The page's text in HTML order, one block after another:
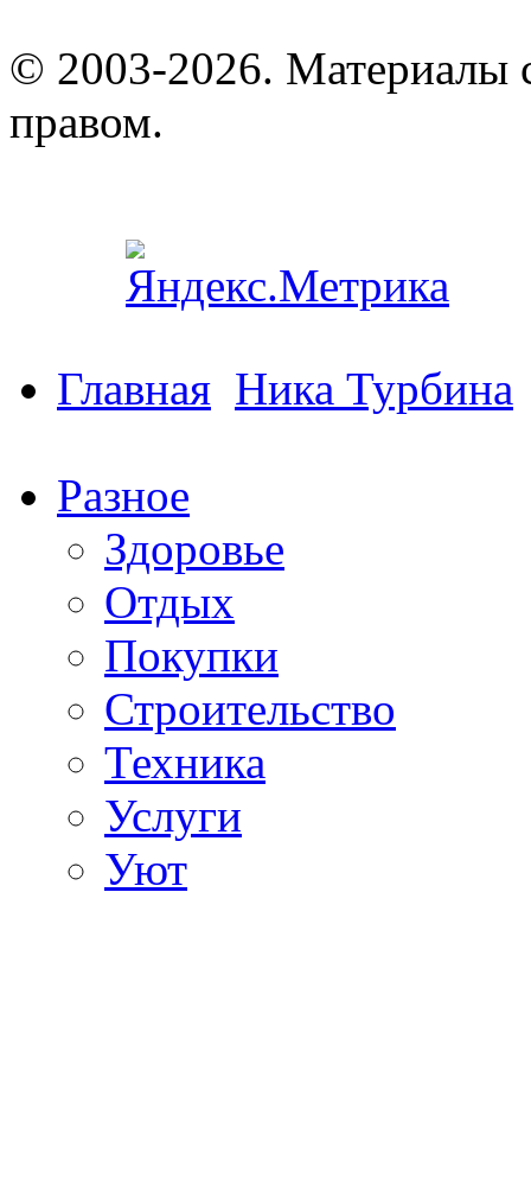
© 2003-2026. Материалы
правом.
Главная Ника Турбина
Разное
Здоровье
Отдых
Покупки
Строительство
Техника
Услуги
Уют